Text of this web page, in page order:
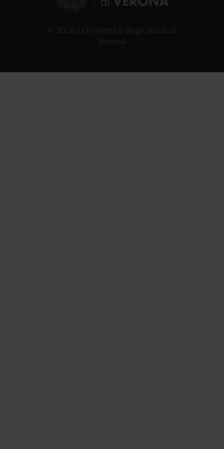
© 2026 | Università degli studi di
Verona